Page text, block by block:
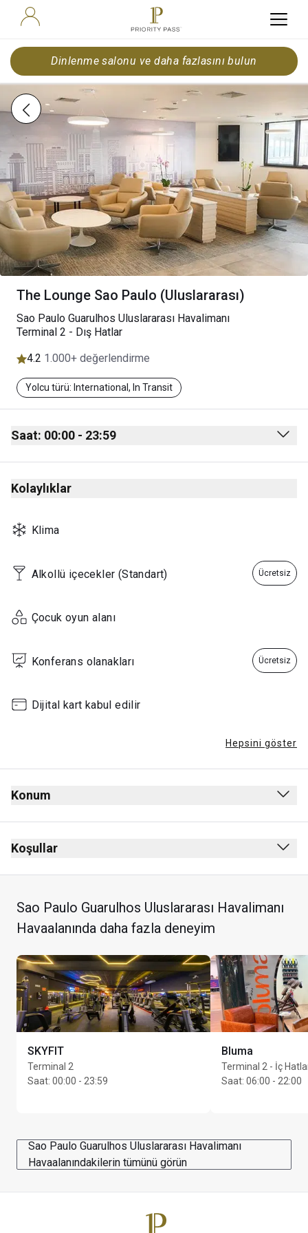
Dinlenme salonu ve daha fazlasını bulun
The Lounge Sao Paulo (Uluslararası)
Sao Paulo Guarulhos Uluslararası Havalimanı
Terminal 2 - Dış Hatlar
4.2 1.000+ değerlendirme
Yolcu türü: International, In Transit
Saat: 00:00 - 23:59
Monday 00:00 - 23:59
Tuesday
Thursday
Friday 00:00 - 23:59
Sunday
Kolaylıklar
Klima
Alkollü içecekler (Standart) Ücretsiz
Çocuk oyun alanı
Konferans olanakları Ücretsiz
Dijital kart kabul edilir
Hepsini göster
Konum
Gidiş
Güvenlik kontrolünden sonra
Koşullar
Sigara içmek yasak (elektronik sigara dahil)
Kıyafet zorunluluğu yok
Yetişkim başına ücretsiz kabul edilen maksimum çocuk:
1
Maks. kalış süresi: Unlimited saat
Kart sahibi başına en fazla Unlimited konuk
Sao Paulo Guarulhos Uluslararası Havalimanı
Havaalanında daha fazla deneyim
SKYFIT
Terminal 2
Saat: 00:00 - 23:59
Bluma
Terminal 2 - İç
Saat: 06:00 - 22:00
Sao Paulo Guarulhos Uluslararası Havalimanı
Havaalanındakilerin tümünü görün